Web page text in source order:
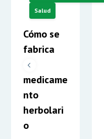
Salud
Cómo se
fabrica
un
medicame
nto
herbolari
o